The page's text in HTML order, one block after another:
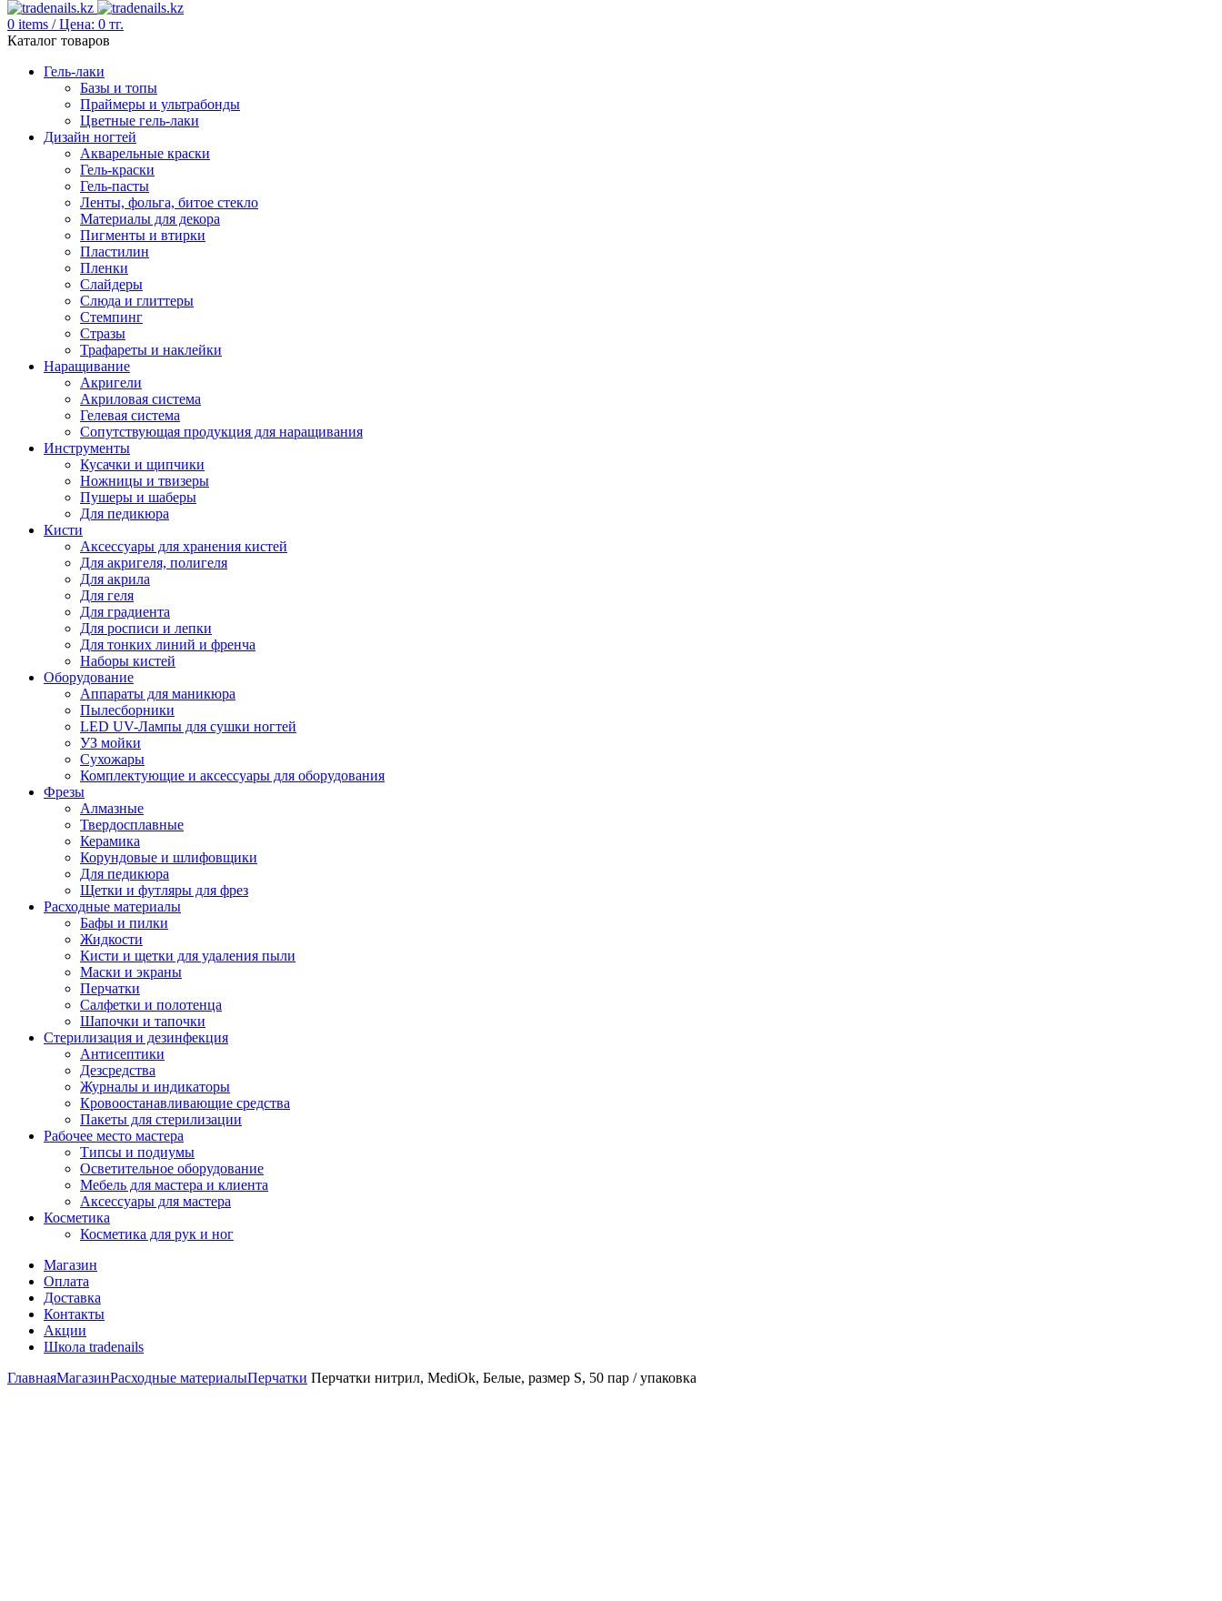
0 items / Цена: 0 тг.
Каталог товаров
Гель-лаки
Базы и топы
Праймеры и ультрабонды
Цветные гель-лаки
Дизайн ногтей
Акварельные краски
Гель-краски
Гель-пасты
Ленты, фольга, битое стекло
Материалы для декора
Пигменты и втирки
Пластилин
Пленки
Слайдеры
Слюда и глиттеры
Стемпинг
Стразы
Трафареты и наклейки
Наращивание
Акригели
Акриловая система
Гелевая система
Сопутствующая продукция для наращивания
Инструменты
Кусачки и щипчики
Ножницы и твизеры
Пушеры и шаберы
Для педикюра
Кисти
Аксессуары для хранения кистей
Для акригеля, полигеля
Для акрила
Для геля
Для градиента
Для росписи и лепки
Для тонких линий и френча
Наборы кистей
Оборудование
Аппараты для маникюра
Пылесборники
LED UV-Лампы для сушки ногтей
УЗ мойки
Сухожары
Комплектующие и аксессуары для оборудования
Фрезы
Алмазные
Твердосплавные
Керамика
Корундовые и шлифовщики
Для педикюра
Щетки и футляры для фрез
Расходные материалы
Бафы и пилки
Жидкости
Кисти и щетки для удаления пыли
Маски и экраны
Перчатки
Салфетки и полотенца
Шапочки и тапочки
Стерилизация и дезинфекция
Антисептики
Дезсредства
Журналы и индикаторы
Кровоостанавливающие средства
Пакеты для стерилизации
Рабочее место мастера
Типсы и подиумы
Осветительное оборудование
Мебель для мастера и клиента
Аксессуары для мастера
Косметика
Косметика для рук и ног
Магазин
Оплата
Доставка
Контакты
Акции
Школа tradenails
ГлавнаяМагазинРасходные материалыПерчатки Перчатки нитрил, MediOk, Белые, размер S, 50 пар / упаковка